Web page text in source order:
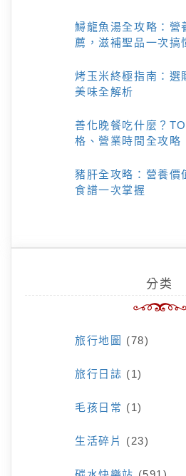
鱘龍魚湯全攻略：營
薦，滋補聖品一次搞
烤玉米終極指南：選
美味全解析
善化晚餐吃什麼？
格、營業時間全攻略
豬肝全攻略：營養價
食譜一次掌握
分类
旅行地圖 (78)
旅行日誌 (1)
毛孩日常 (1)
生活碎片 (23)